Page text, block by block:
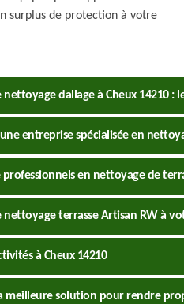
surplus de protection à votre
nettoyage dallage à Cheux 14210 :
entreprise spécialisée en
professionnels en nettoyage de
nettoyage terrasse Artisan RW à
à Cheux 14210
meilleure solution pour rendre